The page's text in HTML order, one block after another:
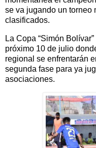
se va jugando un torneo
clasificados.
La Copa “Simón
próximo 10 de julio
regional se enfrentarán
segunda fase para ya
asociaciones.